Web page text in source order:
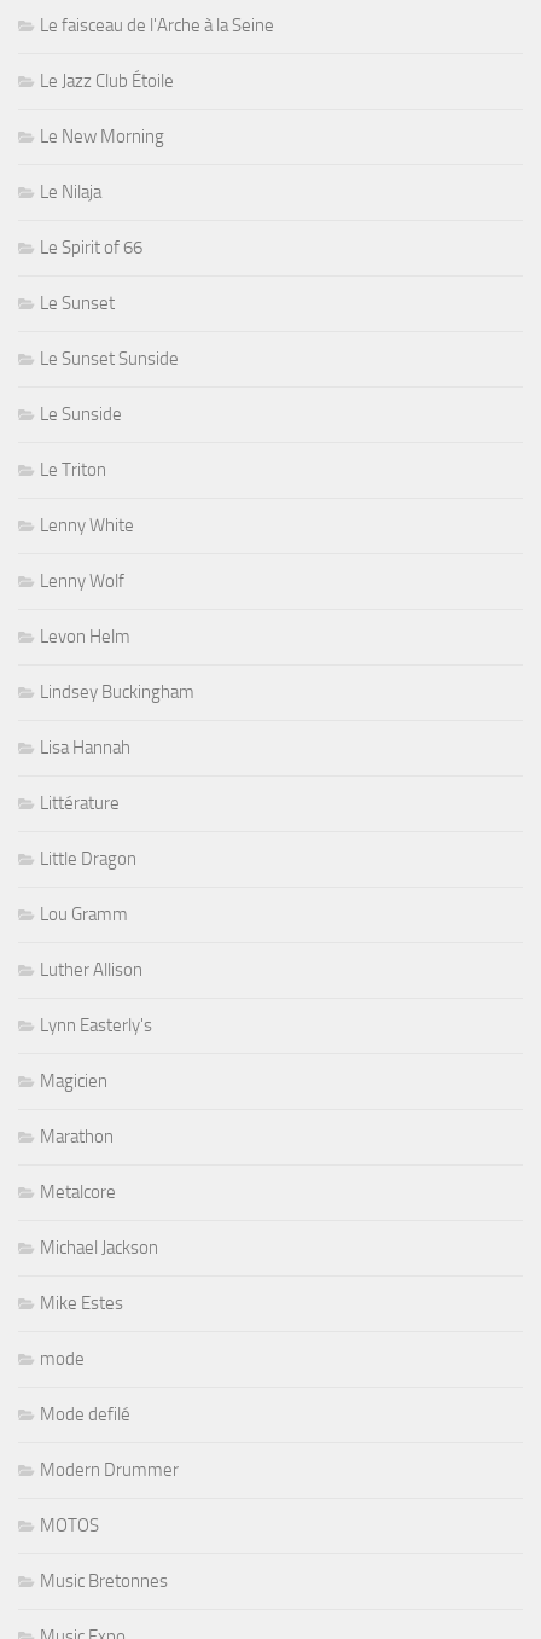
Le faisceau de l'Arche à la Seine
Le Jazz Club Étoile
Le New Morning
Le Nilaja
Le Spirit of 66
Le Sunset
Le Sunset Sunside
Le Sunside
Le Triton
Lenny White
Lenny Wolf
Levon Helm
Lindsey Buckingham
Lisa Hannah
Littérature
Little Dragon
Lou Gramm
Luther Allison
Lynn Easterly's
Magicien
Marathon
Metalcore
Michael Jackson
Mike Estes
mode
Mode defilé
Modern Drummer
MOTOS
Music Bretonnes